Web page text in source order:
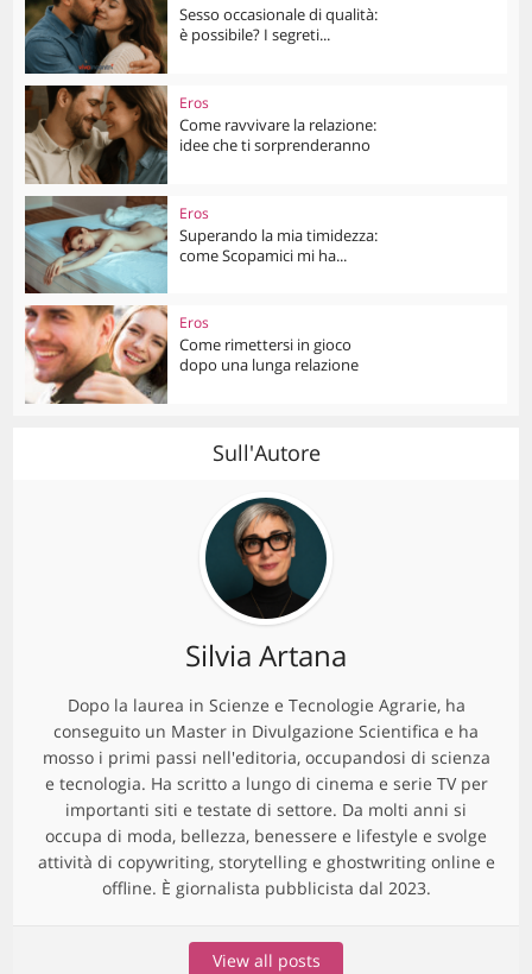
Sesso occasionale di qualità:
è possibile? I segreti...
Eros
Come ravvivare la relazione:
idee che ti sorprenderanno
Eros
Superando la mia timidezza:
come Scopamici mi ha...
Eros
Come rimettersi in gioco
dopo una lunga relazione
Sull'Autore
Silvia Artana
Dopo la laurea in Scienze e Tecnologie Agrarie, ha
conseguito un Master in Divulgazione Scientifica e ha
mosso i primi passi nell'editoria, occupandosi di scienza
e tecnologia. Ha scritto a lungo di cinema e serie TV per
importanti siti e testate di settore. Da molti anni si
occupa di moda, bellezza, benessere e lifestyle e svolge
attività di copywriting, storytelling e ghostwriting online e
offline. È giornalista pubblicista dal 2023.
View all posts